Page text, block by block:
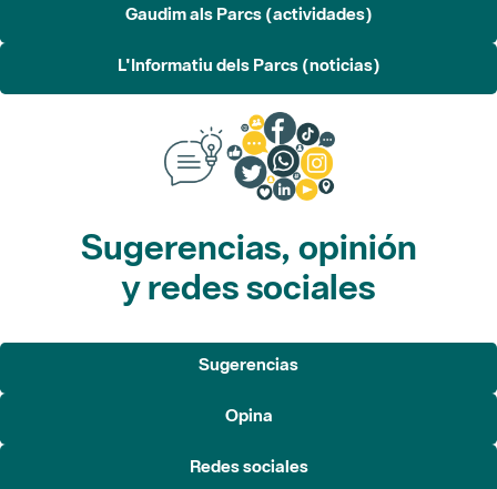
Gaudim als Parcs (actividades)
L'Informatiu dels Parcs (noticias)
Sugerencias, opinión
y redes sociales
Sugerencias
Opina
Redes sociales